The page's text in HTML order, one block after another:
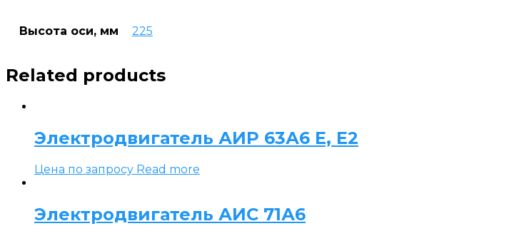
Высота оси, мм 225
Related products
Электродвигатель АИР 63А6 Е, Е2
Цена по запросу Read more
Электродвигатель АИС 71А6